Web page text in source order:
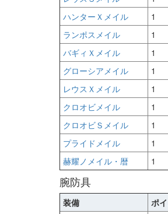
ハンターＸメイル
1
ランポスメイル
1
バギィＸメイル
1
グローシアメイル
1
レウスＸメイル
1
クロオビメイル
1
クロオビＳメイル
1
プライドメイル
1
赫耀ノメイル・暦
1
腕防具
装備 ポ